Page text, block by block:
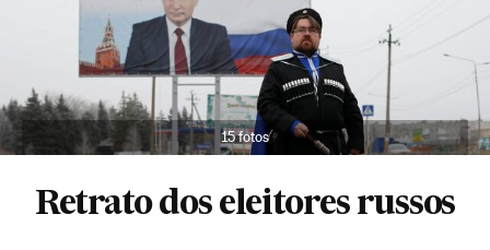
15 fotos
Retrato dos eleitores russos